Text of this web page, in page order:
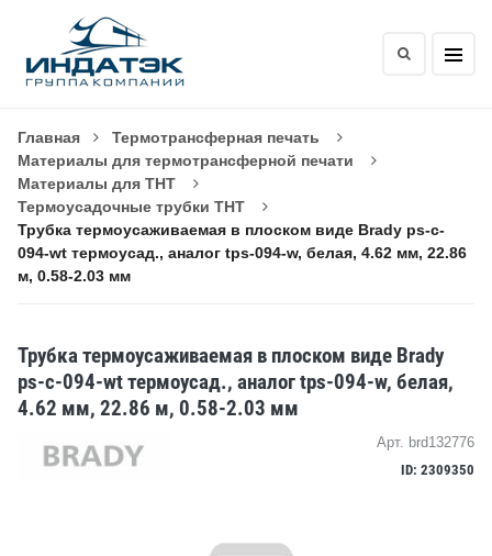
Главная
Термотрансферная печать
Материалы для термотрансферной печати
Материалы для THT
Термоусадочные трубки THT
Трубка термоусаживаемая в плоском виде Brady ps-c-
094-wt термоусад., аналог tps-094-w, белая, 4.62 мм, 22.86
м, 0.58-2.03 мм
Трубка термоусаживаемая в плоском виде Brady
ps-c-094-wt термоусад., аналог tps-094-w, белая,
4.62 мм, 22.86 м, 0.58-2.03 мм
Арт. brd132776
ID: 2309350